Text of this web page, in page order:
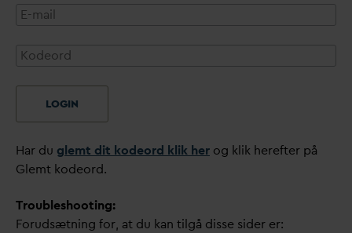
LOGIN
Har du glemt dit kodeord klik her og klik herefter på
Glemt kodeord.
Troubleshooting:
Forudsætning for, at du kan tilgå disse sider er: